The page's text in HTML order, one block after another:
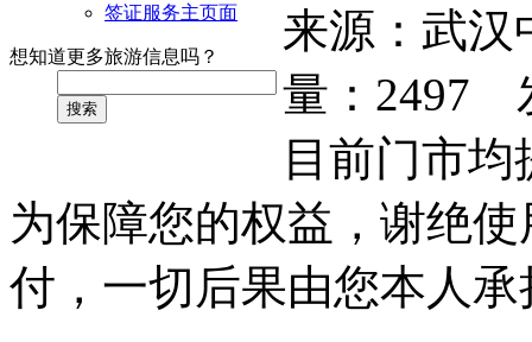
签证服务主页面
想知道更多旅游信息吗？
搜索
来源： 武汉
量： 2497
目前门市
为保障您的权益，谢绝
付，一切后果由您本人承